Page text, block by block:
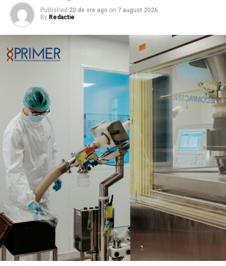
Published 20 de ore ago on 7 august 2026
By Redactie